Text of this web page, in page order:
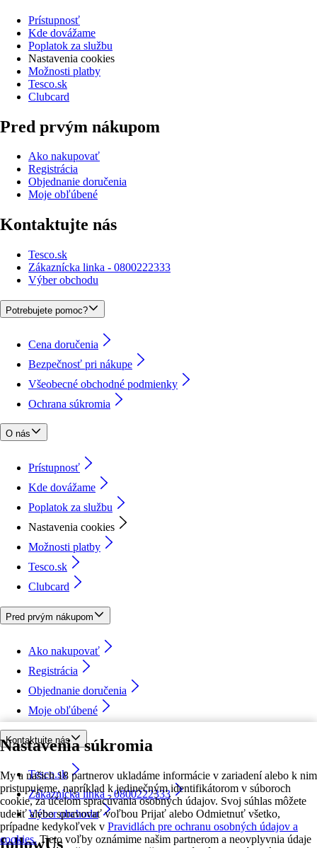
Nastavenia súkromia
My a našich 18 partnerov ukladáme informácie v zariadení alebo k nim
pristupujeme, napríklad k jedinečným identifikátorom v súboroch
cookie, za účelom spracúvania osobných údajov. Svoj súhlas môžete
udeliť alebo spravovať voľbou Prijať alebo Odmietnuť všetko,
prípadne kedykoľvek v Pravidlách pre ochranu osobných údajov a
cookies. Tieto voľby oznámime našim partnerom a neovplyvnia údaje
Prístupnosť
Kde dovážame
Poplatok za službu
Nastavenia cookies
Možnosti platby
Tesco.sk
Clubcard
Pred prvým nákupom
Ako nakupovať
Registrácia
Objednanie doručenia
Moje obľúbené
Kontaktujte nás
Tesco.sk
Zákaznícka linka - 0800222333
Výber obchodu
Potrebujete pomoc?
Cena doručenia
Bezpečnosť pri nákupe
Všeobecné obchodné podmienky
Ochrana súkromia
O nás
Prístupnosť
Kde dovážame
Poplatok za službu
Nastavenia cookies
Možnosti platby
Tesco.sk
Clubcard
Pred prvým nákupom
Ako nakupovať
Registrácia
Objednanie doručenia
Moje obľúbené
Kontaktujte nás
Tesco.sk
Zákaznícka linka - 0800222333
Výber obchodu
followUs